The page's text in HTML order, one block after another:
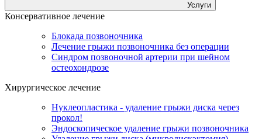
Услуги
Консервативное лечение
Блокада позвоночника
Лечение грыжи позвоночника без операции
Синдром позвоночной артерии при шейном
остеохондрозе
Хирургическое лечение
Нуклеопластика - удаление грыжи диска через
прокол!
Эндоскопическое удаление грыжи позвоночника